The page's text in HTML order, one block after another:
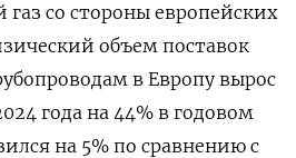
газ со стороны европейских
объем поставок
в Европу вырос
года на 44% в годовом
на 5% по сравнению с